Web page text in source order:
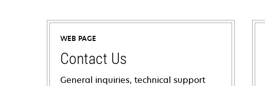
WEB PAGE
Contact Us
General inquiries, technical support